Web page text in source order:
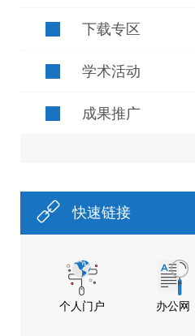
下载专区
学术活动
成果推广
快速链接
个人门户 办公网